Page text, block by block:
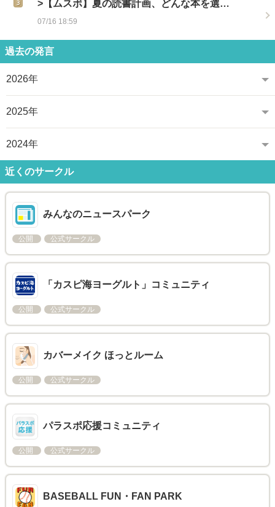
>【ムスボ】夏の読書計画、どんな本を選…
07/16 18:59
過去の発言
2026年
2025年
2024年
近くのサークル
みんなのニュースパーク
公開 公式サークル
「カスピ海ヨーグルト」コミュニティ
公開 公式サークル
カバーメイク ほっとルーム
公開 公式サークル
パラスポ応援コミュニティ
公開 公式サークル
BASEBALL FUN・FAN PARK